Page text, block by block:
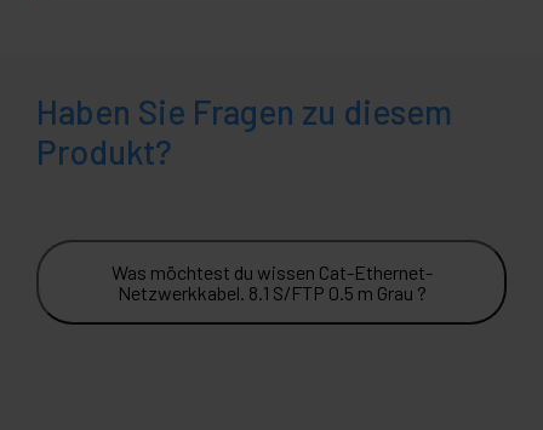
Haben Sie Fragen zu diesem
Produkt?
Was möchtest du wissen Cat-Ethernet-
Netzwerkkabel. 8.1 S/FTP 0.5 m Grau ?